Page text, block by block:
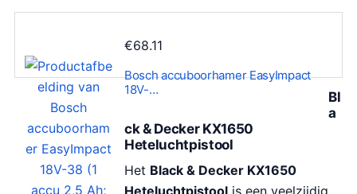
€68.11
Bosch accuboorhamer EasyImpact
18V-…
Bl
a
ck & Decker KX1650
Heteluchtpistool
Het Black & Decker KX1650
Heteluchtpistool is een veelzijdig